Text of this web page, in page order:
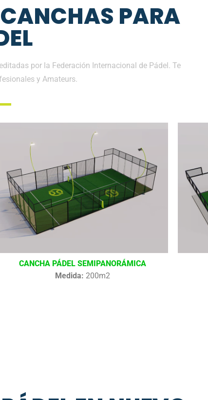
PARA
por la Federación Internacional de Pádel. Te
y Amateurs.
CANCHA PÁDEL SEMIPANORÁMICA
Medida: 200m2